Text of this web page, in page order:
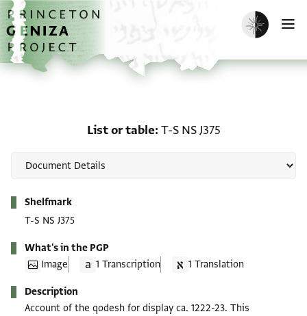
Skip to main content
home
Enable dark
List or table T-S NS J375
Shelfmark
T-S NS J375
What's in the PGP
Image
1 Transcription 1 Translation
Description
Account of the qodesh for display ca. 1222-23. This